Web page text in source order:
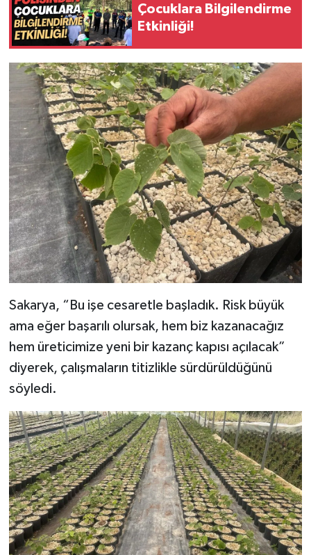
Çocuklara Bilgilendirme
Etkinliği!
Sakarya, “Bu işe cesaretle başladık. Risk büyük
ama eğer başarılı olursak, hem biz kazanacağız
hem üreticimize yeni bir kazanç kapısı açılacak”
diyerek, çalışmaların titizlikle sürdürüldüğünü
söyledi.